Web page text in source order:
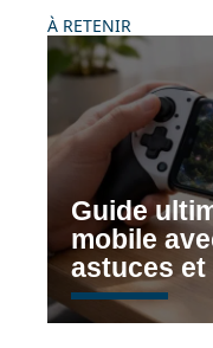
À RETENIR
Guide
mobile
astuces